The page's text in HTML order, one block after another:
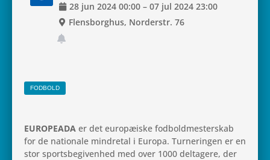
28 jun 2024 00:00 – 07 jul 2024 23:00
Flens­borg­hus, Nor­der­str. 76
FOD­BOLD
EURO­PE­ADA er det euro­pæ­i­ske fod­bold­mester­skab
for de natio­nale min­dre­tal i Europa. Tur­ne­rin­gen er en
stor sports­be­gi­ven­hed med over 1000 del­ta­gere, der